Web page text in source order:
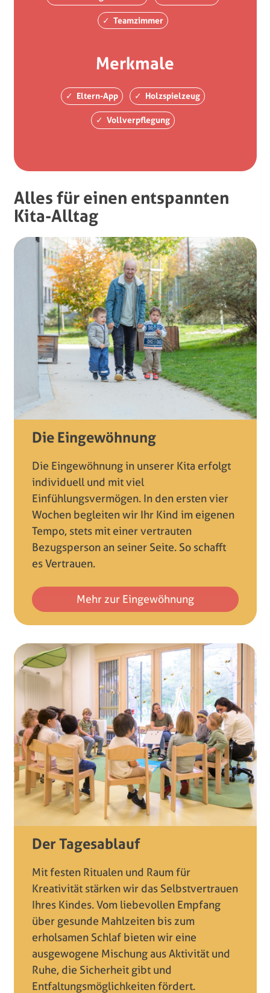
Teamzimmer
Merkmale
Eltern-App Holzspielzeug
Vollverpflegung
Alles für einen entspannten
Kita-Alltag
Die Eingewöhnung
Die Eingewöhnung in unserer Kita erfolgt
individuell und mit viel
Einfühlungsvermögen. In den ersten vier
Wochen begleiten wir Ihr Kind im eigenen
Tempo, stets mit einer vertrauten
Bezugsperson an seiner Seite. So schafft
es Vertrauen.
Mehr zur Eingewöhnung
Der Tagesablauf
Mit festen Ritualen und Raum für
Kreativität stärken wir das Selbstvertrauen
Ihres Kindes. Vom liebevollen Empfang
über gesunde Mahlzeiten bis zum
erholsamen Schlaf bieten wir eine
ausgewogene Mischung aus Aktivität und
Ruhe, die Sicherheit gibt und
Entfaltungsmöglichkeiten fördert.